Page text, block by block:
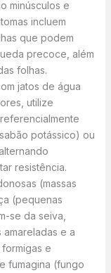
minúsculos e
incluem
que podem
precoce, além
folhas.
jatos de água
utilize
potássico) ou
resistência.
(massas
(pequenas
se da seiva,
e a
e
fumagina (fungo